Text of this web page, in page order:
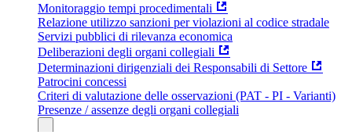
Monitoraggio tempi procedimentali
Relazione utilizzo sanzioni per violazioni al codice stradale
Servizi pubblici di rilevanza economica
Deliberazioni degli organi collegiali
Determinazioni dirigenziali dei Responsabili di Settore
Patrocini concessi
Criteri di valutazione delle osservazioni (PAT - PI - Varianti)
Presenze / assenze degli organi collegiali